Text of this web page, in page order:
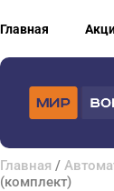
Главная
Главная /
(комплект)